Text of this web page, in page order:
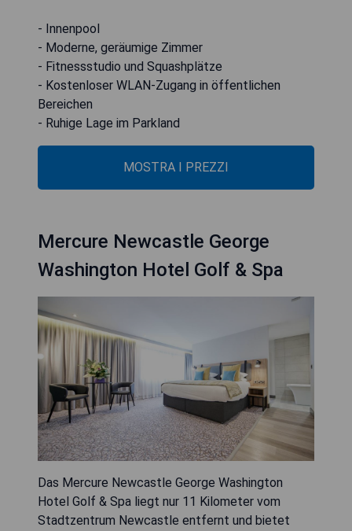
- Innenpool
- Moderne, geräumige Zimmer
- Fitnessstudio und Squashplätze
- Kostenloser WLAN-Zugang in öffentlichen
Bereichen
- Ruhige Lage im Parkland
MOSTRA I PREZZI
Mercure Newcastle George
Washington Hotel Golf & Spa
Das Mercure Newcastle George Washington
Hotel Golf & Spa liegt nur 11 Kilometer vom
Stadtzentrum Newcastle entfernt und bietet